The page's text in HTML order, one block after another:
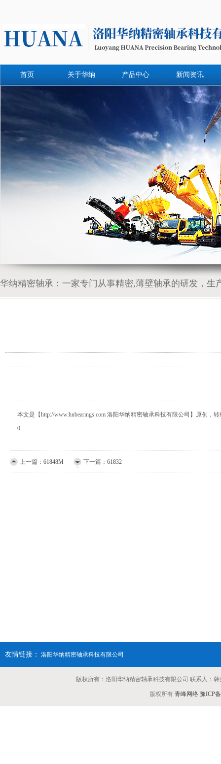
首页 关于华纳 产品中心 新闻资讯
华纳精密轴承：一家专门从事精密,薄壁轴承的研发，生
本文是【http://www.hnbearings.com 洛阳华纳精密轴承科技有限公司】原创，
0
上一篇： 61848M 下一篇： 61832
友情链接： 洛阳华纳精密轴承科技有限公司
版权所有：洛阳华纳精密轴承科技有限公司 联系人：
版权所有 青峰网络 豫ICP